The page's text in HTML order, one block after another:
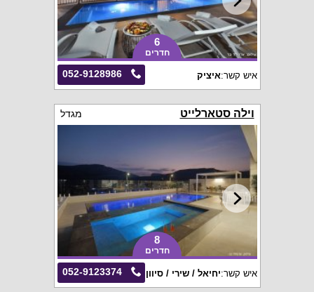
6
חדרים
052-9128986 איש קשר:איציק
וילה סטארלייט מגדל
8
חדרים
052-9123374 איש קשר:יחיאל / שירי / סיוון